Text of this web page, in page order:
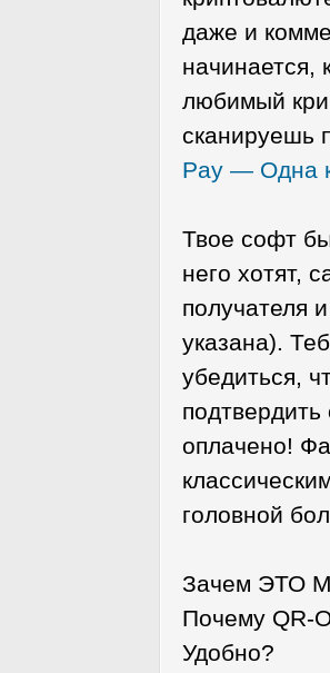
даже и
начинается,
любимый
сканируешь
Pay — Одна
Твое софт
него хотят,
получателя
указана).
убедиться,
оплачено!
головной
Зачем ЭТО
Почему QR-
Удобно?